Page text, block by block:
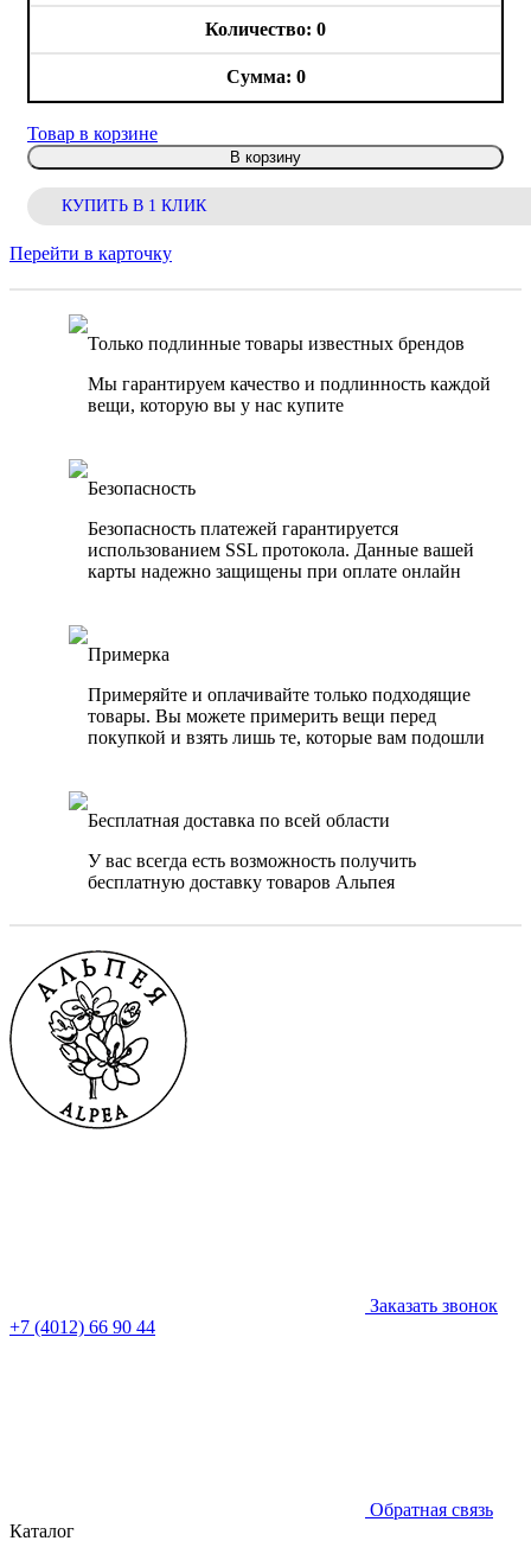
0
0
Товар в корзине
В корзину
КУПИТЬ В 1 КЛИК
Перейти в карточку
Только подлинные товары известных брендов
Мы гарантируем качество и подлинность каждой
вещи, которую вы у нас купите
Безопасность
Безопасность платежей гарантируется
использованием SSL протокола. Данные вашей
карты надежно защищены при оплате онлайн
Примерка
Примеряйте и оплачивайте только подходящие
товары. Вы можете примерить вещи перед
покупкой и взять лишь те, которые вам подошли
Бесплатная доставка по всей области
У вас всегда есть возможность получить
бесплатную доставку товаров Альпея
Заказать звонок
+7 (4012) 66 90 44
Обратная связь
Каталог